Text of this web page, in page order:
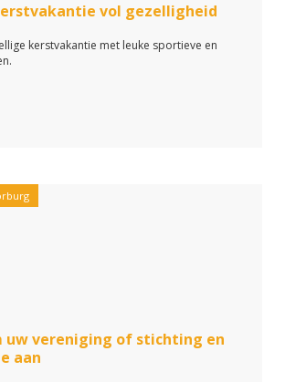
vol gezelligheid
kerstvakantie met leuke sportieve en
uw vereniging of stichting en
aan